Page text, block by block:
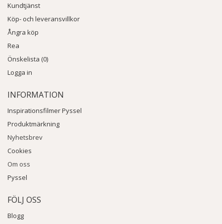
Kundtjänst
Köp- och leveransvillkor
Ångra köp
Rea
Önskelista (0)
Logga in
INFORMATION
Inspirationsfilmer Pyssel
Produktmärkning
Nyhetsbrev
Cookies
Om oss
Pyssel
FÖLJ OSS
Blogg